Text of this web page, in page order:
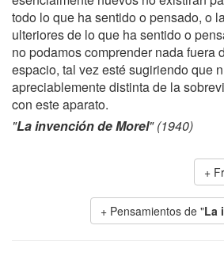
todo lo que ha sentido o pensado, o
ulteriores de lo que ha sentido o
no podamos comprender nada fuera
espacio, tal vez esté sugiriendo que
apreciablemente distinta de la
con este aparato.
"La invención de Morel" (1940)
+
+ Pensamientos de "La